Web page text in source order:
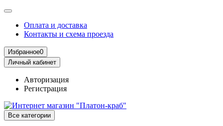
Оплата и доставка
Контакты и схема проезда
Избранное0
Личный кабинет
Авторизация
Регистрация
Все категории